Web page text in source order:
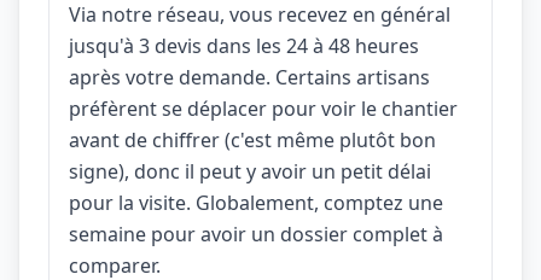
Via notre réseau, vous recevez en général
jusqu'à 3 devis dans les 24 à 48 heures
après votre demande. Certains artisans
préfèrent se déplacer pour voir le chantier
avant de chiffrer (c'est même plutôt bon
signe), donc il peut y avoir un petit délai
pour la visite. Globalement, comptez une
semaine pour avoir un dossier complet à
comparer.